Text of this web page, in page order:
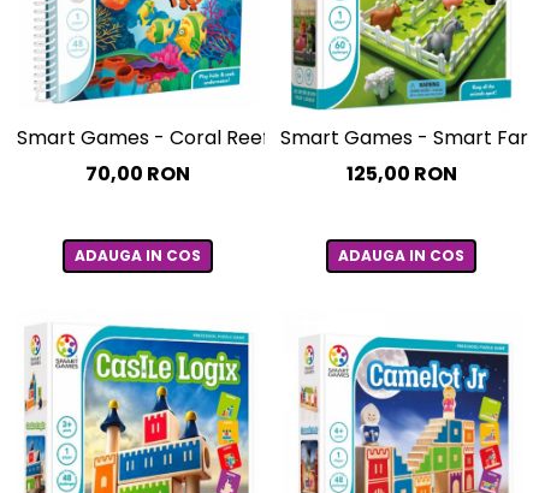
Smart Games - Coral Reef, joc de logica cu 48 de
70,00 RON
ADAUGA IN COS
Smart Games - Smart
125,00 RON
ADAUGA IN COS